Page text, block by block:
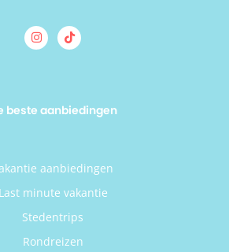
beste aanbiedingen
aanbiedingen
Last minute vakantie
Stedentrips
Rondreizen